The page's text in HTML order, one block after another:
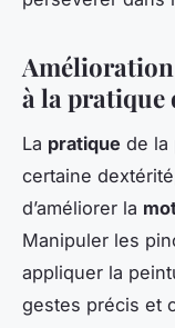
à la pratique
La pratique de la
certaine
d’améliorer la
Manipuler les
appliquer la
gestes précis et